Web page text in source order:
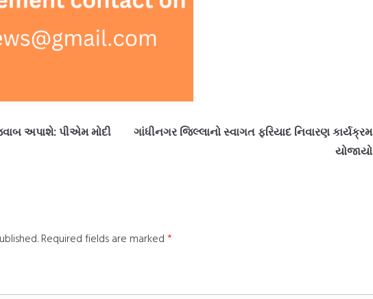
અપાશે: પીએમ મોદી
ગાંધીનગર જિલ્લાનો સ્વાગત ફરિયાદ નિવારણ કાર્યક્રમ
યોજાયો
Required fields are marked *